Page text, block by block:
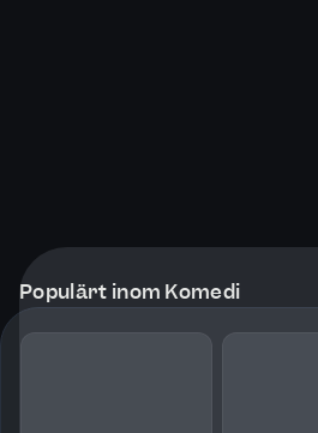
Populärt inom Komedi